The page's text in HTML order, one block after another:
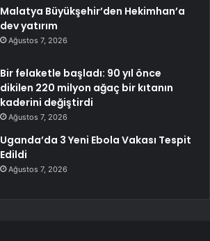
Malatya Büyükşehir’den Hekimhan’a
dev yatırım
Ağustos 7, 2026
Bir felaketle başladı: 90 yıl önce
dikilen 220 milyon ağaç bir kıtanın
kaderini değiştirdi
Ağustos 7, 2026
Uganda’da 3 Yeni Ebola Vakası Tespit
Edildi
Ağustos 7, 2026